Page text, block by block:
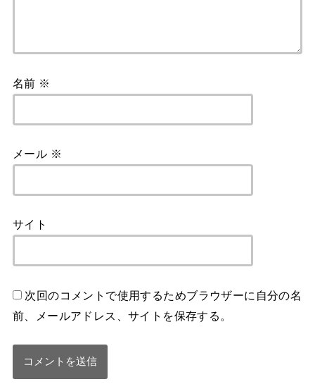
名前 ※
メール ※
サイト
次回のコメントで使用するためブラウザーに自分の名
前、メールアドレス、サイトを保存する。